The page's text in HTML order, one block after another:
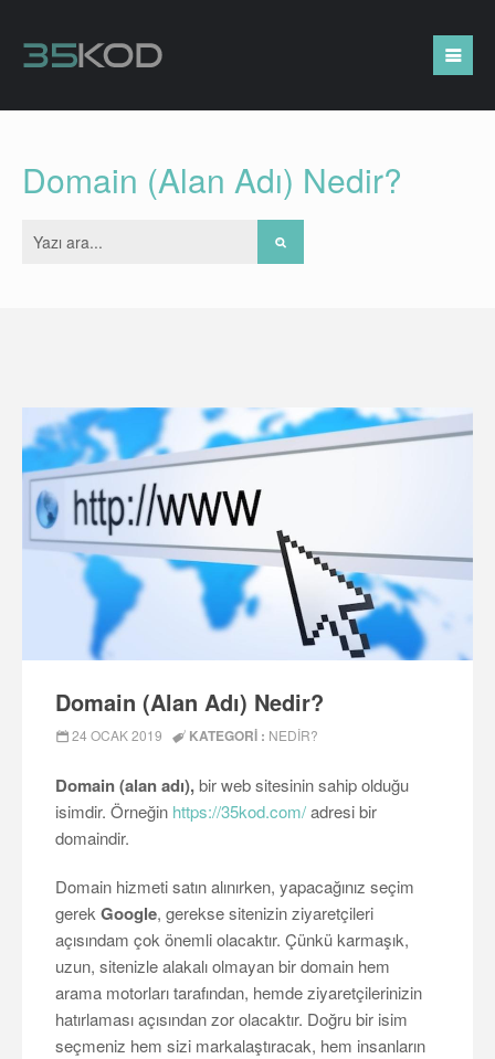
Domain (Alan Adı) Nedir?
Domain (Alan Adı) Nedir?
24 OCAK 2019 KATEGORI : NEDIR?
Domain (alan adı),bir web sitesinin sahip olduğu
isimdir. Örneğin https://35kod.com/adresi bir
domaindir.
Domain hizmeti satın alınırken, yapacağınız seçim
gerekGoogle, gerekse sitenizin ziyaretçileri
açısındam çok önemli olacaktır. Çünkü karmaşık,
uzun, sitenizle alakalı olmayan bir domain hem
arama motorları tarafından, hemde ziyaretçilerinizin
hatırlaması açısından zor olacaktır. Doğru bir isim
seçmeniz hem sizi markalaştıracak, hem insanların